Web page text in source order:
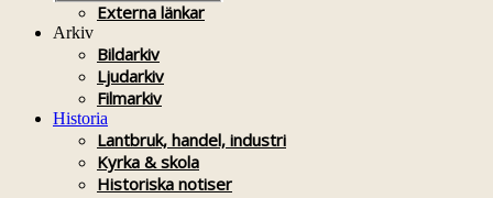
Externa länkar
Arkiv
Bildarkiv
Ljudarkiv
Filmarkiv
Historia
Lantbruk, handel, industri
Kyrka & skola
Historiska notiser